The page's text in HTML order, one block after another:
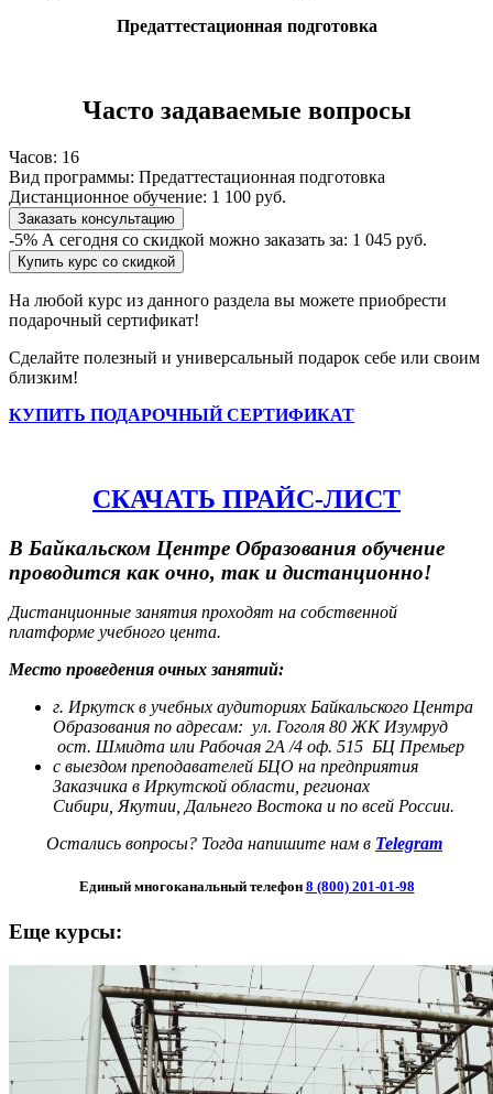
Предаттестационная подготовка
Часто задаваемые вопросы
Часов: 16
Вид программы: Предаттестационная подготовка
Дистанционное обучение: 1 100 руб.
Заказать консультацию
-5% А сегодня со скидкой можно заказать за: 1 045 руб.
Купить курс со скидкой
На любой курс из данного раздела вы можете приобрести
подарочный сертификат!
Сделайте полезный и универсальный подарок себе или своим
близким!
КУПИТЬ ПОДАРОЧНЫЙ СЕРТИФИКАТ
СКАЧАТЬ ПРАЙС-ЛИСТ
В Байкальском Центре Образования обучение
проводится как очно, так и дистанционно!
Дистанционные занятия проходят на собственной
платформе учебного цента.
Место проведения очных занятий:
г. Иркутск в учебных аудиториях Байкальского Центра
Образования по адресам: ул. Гоголя 80 ЖК Изумруд
ост. Шмидта или Рабочая 2А /4 оф. 515 БЦ Премьер
с выездом преподавателей БЦО на предприятия
Заказчика в Иркутской области, регионах
Сибири, Якутии, Дальнего Востока и по всей России.
Остались вопросы? Тогда напишите нам в Telegram
Единый многоканальный телефон 8 (800) 201-01-98
Еще курсы: